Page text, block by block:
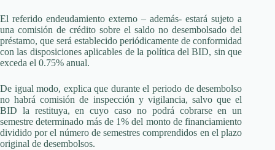
El referido endeudamiento externo – además- estará sujeto a
una comisión de crédito sobre el saldo no desembolsado del
préstamo, que será establecido periódicamente de conformidad
con las disposiciones aplicables de la política del BID, sin que
exceda el 0.75% anual.
De igual modo, explica que durante el periodo de desembolso
no habrá comisión de inspección y vigilancia, salvo que el
BID la restituya, en cuyo caso no podrá cobrarse en un
semestre determinado más de 1% del monto de financiamiento
dividido por el número de semestres comprendidos en el plazo
original de desembolsos.